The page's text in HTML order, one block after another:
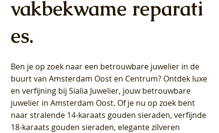
vakbekwame reparati
es.
Ben je op zoek naar een betrouwbare juwelier in de
buurt van Amsterdam Oost en Centrum? Ontdek luxe
en verfijning bij Sialia Juwelier, jouw betrouwbare
juwelier in Amsterdam Oost. Of je nu op zoek bent
naar stralende 14-karaats gouden sieraden, verfijnde
18-karaats gouden sieraden, elegante zilveren